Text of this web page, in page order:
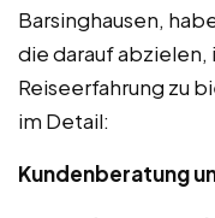
Barsinghausen,
die darauf
Reiseerfahrung zu
im Detail:
Kundenberatung